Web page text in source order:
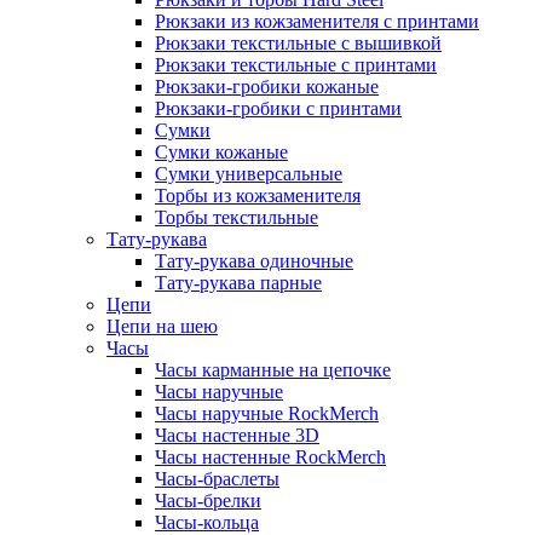
Рюкзаки из кожзаменителя с принтами
Рюкзаки текстильные с вышивкой
Рюкзаки текстильные с принтами
Рюкзаки-гробики кожаные
Рюкзаки-гробики с принтами
Сумки
Сумки кожаные
Сумки универсальные
Торбы из кожзаменителя
Торбы текстильные
Тату-рукава
Тату-рукава одиночные
Тату-рукава парные
Цепи
Цепи на шею
Часы
Часы карманные на цепочке
Часы наручные
Часы наручные RockMerch
Часы настенные 3D
Часы настенные RockMerch
Часы-браслеты
Часы-брелки
Часы-кольца